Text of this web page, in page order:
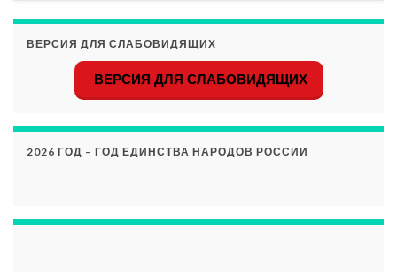
ВЕРСИЯ ДЛЯ СЛАБОВИДЯЩИХ
ВЕРСИЯ ДЛЯ СЛАБОВИДЯЩИХ
2026 ГОД – ГОД ЕДИНСТВА НАРОДОВ РОССИИ